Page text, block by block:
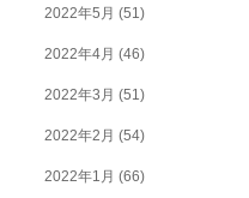
2022年5月 (51)
2022年4月 (46)
2022年3月 (51)
2022年2月 (54)
2022年1月 (66)